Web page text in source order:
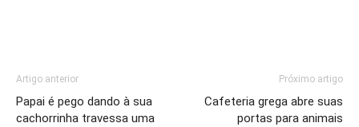
Artigo anterior
Papai é pego dando à sua
cachorrinha travessa uma
Próximo artigo
Cafeteria grega abre suas
portas para animais